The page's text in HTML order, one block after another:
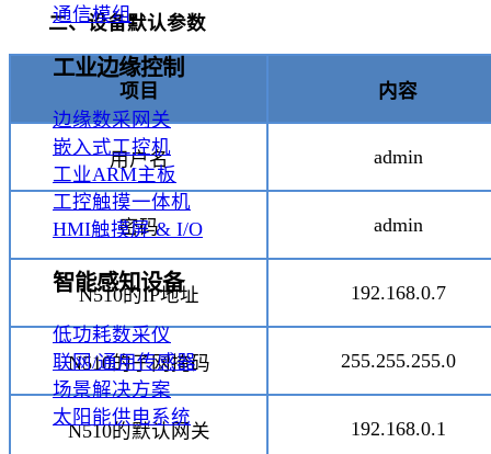
通信模组
工业边缘控制
边缘数采网关
嵌入式工控机
工业ARM主板
工控触摸一体机
HMI触摸屏 & I/O
智能感知设备
低功耗数采仪
联网/通用传感器
场景解决方案
太阳能供电系统
二、设备默认参数
项目 内容
用户名 admin
密码 admin
N510的IP地址 192.168.0.7
N510的子网掩码 255.255.255.0
N510的默认网关 192.168.0.1